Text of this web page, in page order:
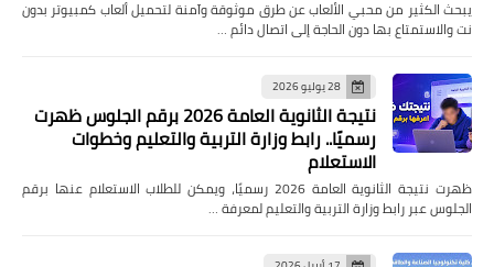
يبحث الكثير من محبي الألعاب عن طرق موثوقة وآمنة لتحميل ألعاب كمبيوتر بدون
نت والاستمتاع بها دون الحاجة إلى اتصال دائم …
28 يوليو 2026
نتيجة الثانوية العامة 2026 برقم الجلوس ظهرت
رسميًا.. رابط وزارة التربية والتعليم وخطوات
الاستعلام
ظهرت نتيجة الثانوية العامة 2026 رسميًا، ويمكن للطلاب الاستعلام عنها برقم
الجلوس عبر رابط وزارة التربية والتعليم لمعرفة …